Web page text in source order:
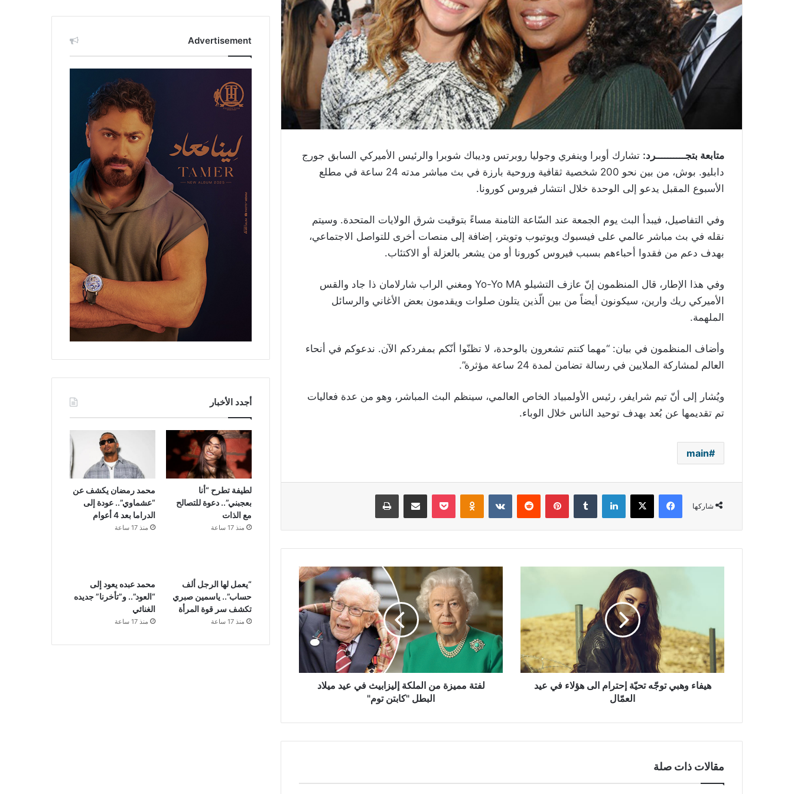
متابعة بتجــــــــــرد: تشارك أوبرا وينفري وجوليا روبرتس وديباك شوبرا والرئيس الأميركي السابق جورج
دابليو. بوش، من بين نحو 200 شخصية ثقافية وروحية بارزة في بث مباشر مدته 24 ساعة في مطلع
الأسبوع المقبل يدعو إلى الوحدة خلال انتشار فيروس كورونا.
وفي التفاصيل، فيبدأ البث يوم الجمعة عند السّاعة الثامنة مساءً بتوقيت شرق الولايات المتحدة. وسيتم
نقله في بث مباشر عالمي على فيسبوك ويوتيوب وتويتر، إضافة إلى منصات أخرى للتواصل الاجتماعي،
بهدف دعم من فقدوا أحباءهم بسبب فيروس كورونا أو من يشعر بالعزلة أو الاكتئاب.
وفي هذا الإطار، قال المنظمون إنّ عازف التشيلو Yo-Yo MA ومغني الراب شارلامان ذا جاد والقس
الأميركي ريك وارين، سيكونون أيضاً من بين الّذين يتلون صلوات ويقدمون بعض الأغاني والرسائل
الملهمة.
وأضاف المنظمون في بيان: “مهما كنتم تشعرون بالوحدة، لا تظنّوا أنّكم بمفردكم الآن. ندعوكم في أنحاء
العالم لمشاركة الملايين في رسالة تضامن لمدة 24 ساعة مؤثرة”.
ويُشار إلى أنّ تيم شرايفر، رئيس الأولمبياد الخاص العالمي، سينظم البث المباشر، وهو من عدة فعاليات
تم تقديمها عن بُعد بهدف توحيد الناس خلال الوباء.
main
شاركها
فيسبوك ‫X لينكدإن بينتيريست Odnoklassniki
‫Pocket مشاركة عبر البريد طباعة
الى
هؤلاء
في
عيد
العمّالهيفاء وهبي توجّه تحيّة إحترام الى هؤلاء في عيد
العمّال
الملكة
إليزابيث
في
عيد
ميلاد
البطل
"كابتنلفتة مميزة من الملكة إليزابيث في عيد ميلاد
البطل "كابتن توم"
مقالات ذات صلة
Advertisement
أجدد الأخبار
لطيفة تطرح “أنا
بعجبني”.. دعوة للتصالح
مع الذات
منذ 17 ساعة
محمد رمضان يكشف عن
“عشماوي”.. عودة إلى
الدراما بعد 4 أعوام
منذ 17 ساعة
“يعمل لها الرجل ألف
حساب”.. ياسمين صبري
تكشف سر قوة المرأة
منذ 17 ساعة
محمد عبده يعود إلى
“العود”.. و”تأخرنا” جديده
الغنائي
منذ 17 ساعة